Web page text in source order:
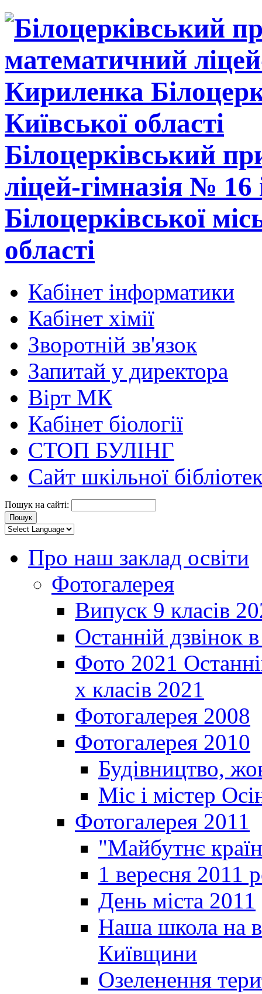
Білоцерківський
ліцей-гімназія №
Білоцерківської
області
Кабінет інформатики
Кабінет хімії
Зворотній зв'язок
Запитай у директора
Вірт МК
Кабінет біології
СТОП БУЛІНГ
Сайт шкільної
Пошук на сайті:
Про наш заклад освіти
Фотогалерея
Випуск 9 класів
Останній дзвінок
Фото 2021
х класів 2021
Фотогалерея 2008
Фотогалерея 2010
Будівництво,
Міс і містер
Фотогалерея 2011
"Майбутнє
1 вересня 2011
День міста 2011
Наша школа на
Київщини
Озеленення